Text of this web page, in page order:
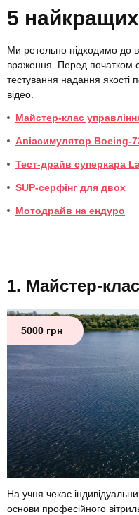
5
Ми ретельно підходимо до
враження. Перед початком
тестування надання якості
відео.
Майстер-клас
Авіасимулятор Boeing-
Тест-драйв суперкара
SUP-серфінг для двох
Мотодрайв на ендуро
Майстер-
5000 грн
На учня чекає
основи професійного